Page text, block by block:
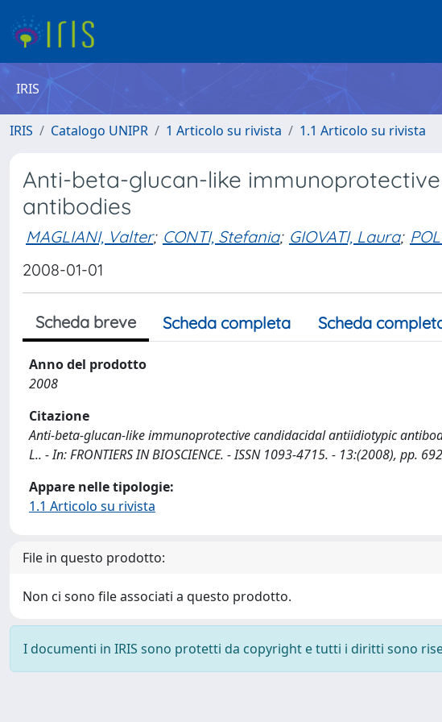
IRIS
IRIS Catalogo UNIPR 1 Articolo su rivista 1.1 Articolo su rivista
Anti-beta-glucan-like
antibodies
MAGLIANI, Valter; CONTI, Stefania; GIOVATI, Laura;
2008-01-01
Scheda breve Scheda completa Scheda
Anno del prodotto
2008
Citazione
Anti-beta-glucan-like immunoprotective candidacidal antiidiotypic
L.. - In: FRONTIERS IN BIOSCIENCE. - ISSN 1093-4715. - 13:(2008), pp.
Appare nelle tipologie:
1.1 Articolo su rivista
File in questo prodotto:
Non ci sono file associati a questo prodotto.
I documenti in IRIS sono protetti da copyright e tutti i diritti sono